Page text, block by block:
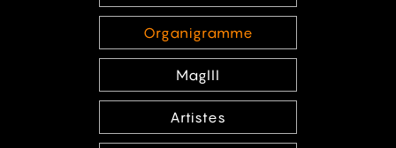
Organigramme
MagIII
Artistes